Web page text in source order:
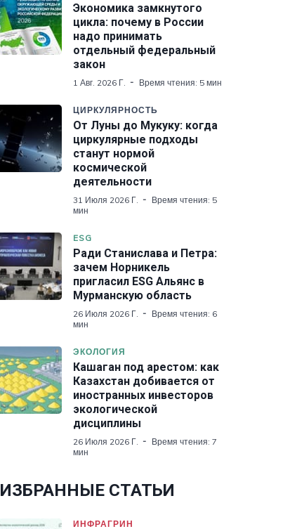
Экономика замкнутого
цикла: почему в России
надо принимать
отдельный федеральный
закон
1 Авг. 2026 Г. Время чтения: 5 мин
ЦИРКУЛЯРНОСТЬ
От Луны до Мукуку: когда
циркулярные подходы
станут нормой
космической
деятельности
31 Июля 2026 Г.
Время чтения: 5
мин
ESG
Ради Станислава и Петра:
зачем Норникель
пригласил ESG Альянс в
Мурманскую область
26 Июля 2026 Г.
Время чтения: 6
мин
ЭКОЛОГИЯ
Кашаган под арестом: как
Казахстан добивается от
иностранных инвесторов
экологической
дисциплины
26 Июля 2026 Г.
Время чтения: 7
мин
ИЗБРАННЫЕ СТАТЬИ
ИНФРАГРИН